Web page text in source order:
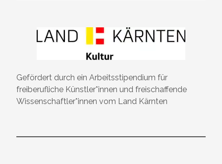
Gefördert durch ein Arbeitsstipendium für
freiberufliche Künstler*innen und freischaffende
Wissenschaftler*innen vom Land Kärnten